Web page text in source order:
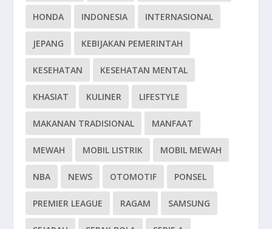
HONDA INDONESIA INTERNASIONAL
JEPANG KEBIJAKAN PEMERINTAH
KESEHATAN KESEHATAN MENTAL
KHASIAT KULINER LIFESTYLE
MAKANAN TRADISIONAL MANFAAT
MEWAH MOBIL LISTRIK MOBIL MEWAH
NBA NEWS OTOMOTIF PONSEL
PREMIER LEAGUE RAGAM SAMSUNG